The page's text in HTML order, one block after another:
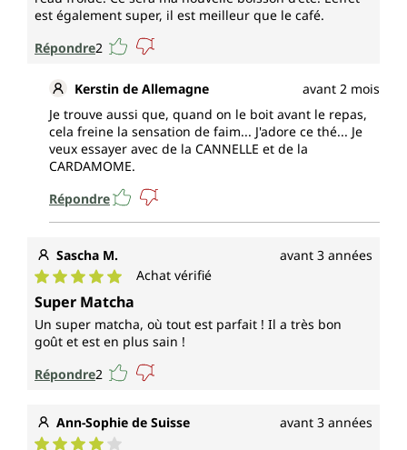
est également super, il est meilleur que le café.
Répondre2
Kerstin de Allemagne
avant 2 mois
Je trouve aussi que, quand on le boit avant le repas,
cela freine la sensation de faim... J'adore ce thé... Je
veux essayer avec de la CANNELLE et de la
CARDAMOME.
Répondre
Sascha M. avant 3 années
Note moyenne de 5 sur 5 étoiles
Achat vérifié
Super Matcha
Un super matcha, où tout est parfait ! Il a très bon
goût et est en plus sain !
Répondre2
Ann-Sophie de Suisse avant 3 années